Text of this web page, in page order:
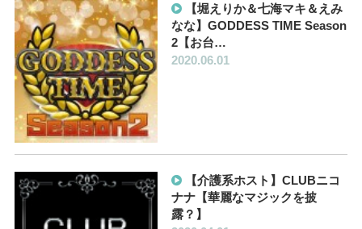
【堀えりか＆七海マキ＆えみ
なな】GODDESS TIME Season
2【お台…
2020.06.01
【介護系ホスト】CLUBニコ
ナナ【華麗なマジックを披
露？】